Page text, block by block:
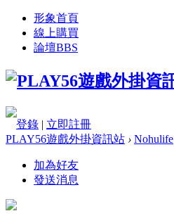
形象首頁
線上購買
論壇BBS
登錄 | 立即註冊
PLAY56遊戲外掛資訊站 › Nohulife
加為好友
發送消息